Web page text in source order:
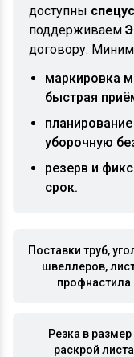
доступны
поддерживаем
договору.
маркировка
быстрая
уборочную
резерв и
срок.
Поставки труб,
швеллеров,
профнастила
Резка в размер
раскрой листа